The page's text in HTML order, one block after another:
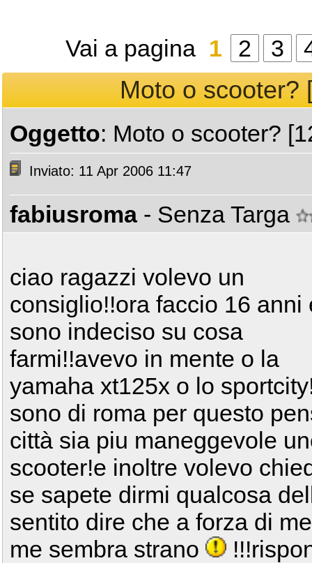
Vai a pagina 1 2 3
Moto o scooter?
Oggetto: Moto o scooter?
Inviato: 11 Apr 2006 11:47
fabiusroma - Senza Targa
ciao ragazzi volevo un
consiglio!!ora faccio 16 anni
sono indeciso su cosa
farmi!!avevo in mente o la
yamaha xt125x o lo
sono di roma per questo
città sia piu maneggevole
scooter!e inoltre volevo
se sapete dirmi qualcosa
sentito dire che a forza di
me sembra strano